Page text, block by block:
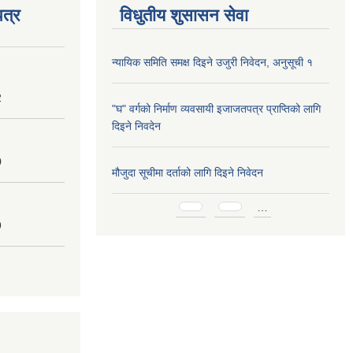
विधुतीय शुसासन सेवा
न्यायिक समिति समक्ष दिइने उजुरी निवेदन, अनुसूची १
"घ" वर्गको निर्माण व्यवसायी इजाजतपत्र प्राप्तिको लागि
दिइने निवदेन
मौजुदा सूचीमा दर्ताको लागि दिइने निवेदन